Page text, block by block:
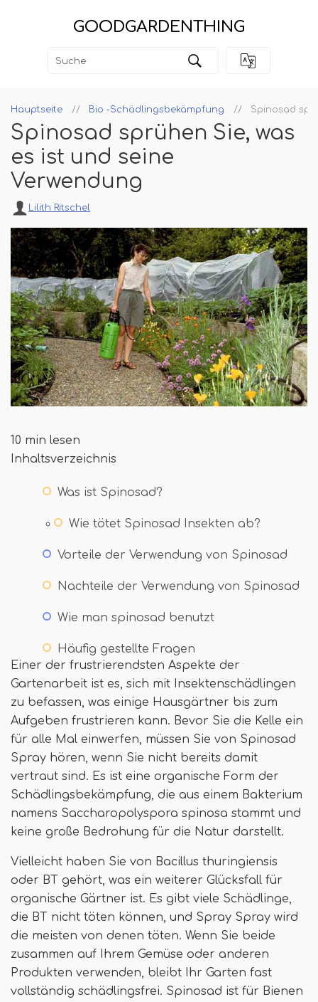
GOODGARDENTHING
Hauptseite Bio -Schädlingsbekämpfung Spinosad
Spinosad sprühen Sie, was
es ist und seine
Verwendung
Lilith Ritschel
10 min lesen
Inhaltsverzeichnis
Was ist Spinosad?
Wie tötet Spinosad Insekten ab?
Vorteile der Verwendung von Spinosad
Nachteile der Verwendung von Spinosad
Wie man spinosad benutzt
Häufig gestellte Fragen
Einer der frustrierendsten Aspekte der
Gartenarbeit ist es, sich mit Insektenschädlingen
zu befassen, was einige Hausgärtner bis zum
Aufgeben frustrieren kann. Bevor Sie die Kelle ein
für alle Mal einwerfen, müssen Sie von Spinosad
Spray hören, wenn Sie nicht bereits damit
vertraut sind. Es ist eine organische Form der
Schädlingsbekämpfung, die aus einem Bakterium
namens Saccharopolyspora spinosa stammt und
keine große Bedrohung für die Natur darstellt.
Vielleicht haben Sie von Bacillus thuringiensis
oder BT gehört, was ein weiterer Glücksfall für
organische Gärtner ist. Es gibt viele Schädlinge,
die BT nicht töten können, und Spray Spray wird
die meisten von denen töten. Wenn Sie beide
zusammen auf Ihrem Gemüse oder anderen
Produkten verwenden, bleibt Ihr Garten fast
vollständig schädlingsfrei. Spinosad ist für Bienen